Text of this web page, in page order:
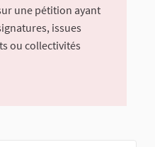
une pétition ayant
issues
ou collectivités